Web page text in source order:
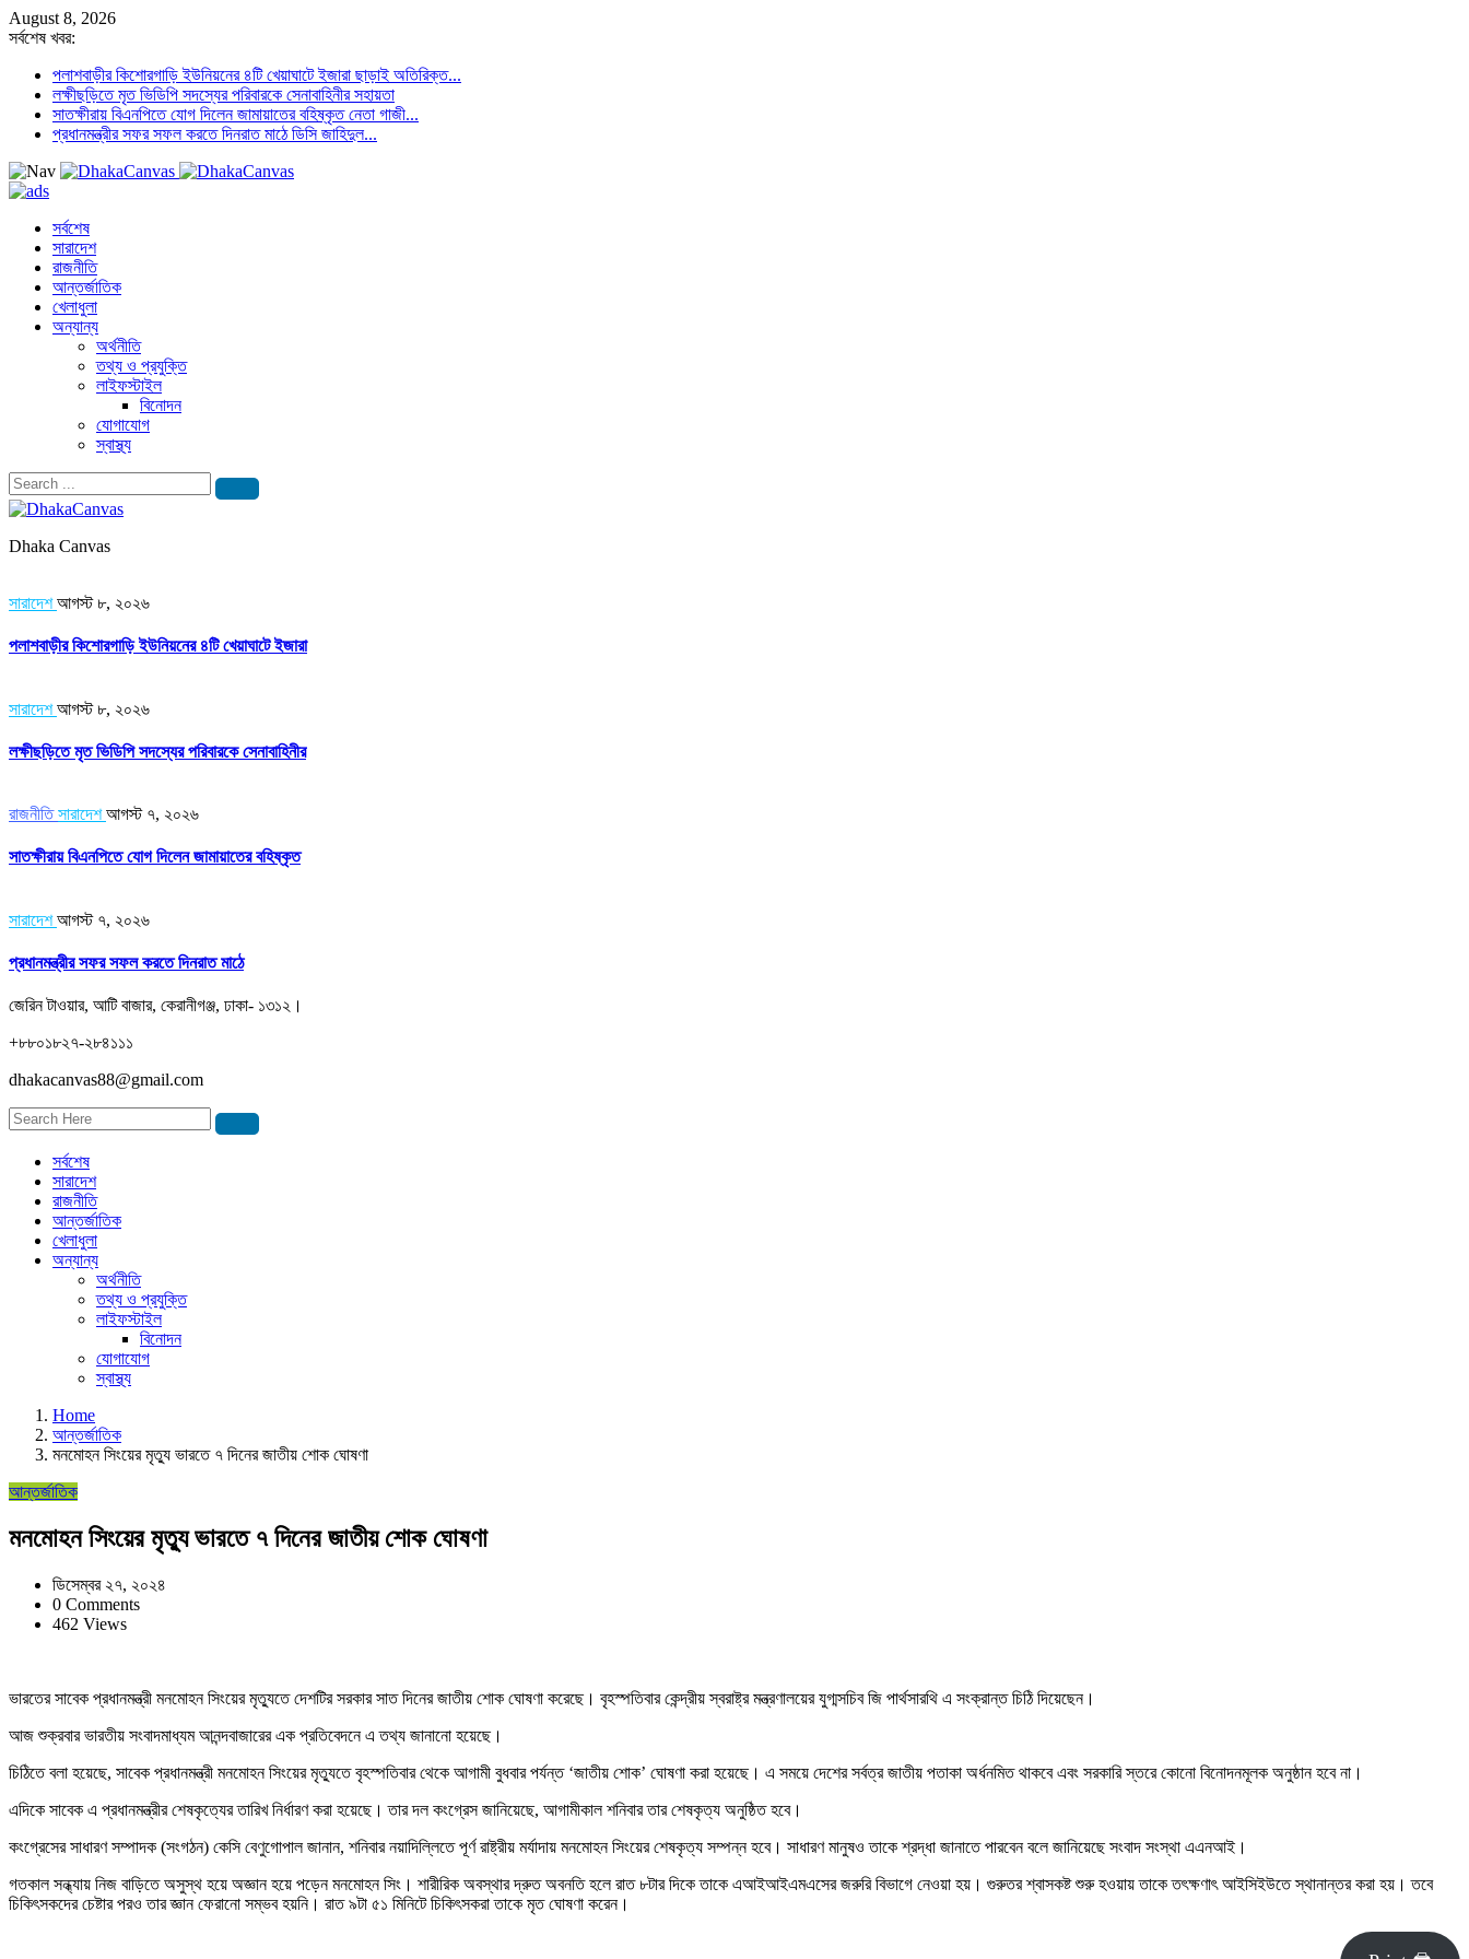
August 8, 2026
সর্বশেষ খবর:
পলাশবাড়ীর কিশোরগাড়ি ইউনিয়নের ৪টি খেয়াঘাটে ইজারা ছাড়াই অতিরিক্ত...
লক্ষীছড়িতে মৃত ভিডিপি সদস্যের পরিবারকে সেনাবাহিনীর সহায়তা
সাতক্ষীরায় বিএনপিতে যোগ দিলেন জামায়াতের বহিষ্কৃত নেতা গাজী...
প্রধানমন্ত্রীর সফর সফল করতে দিনরাত মাঠে ডিসি জাহিদুল...
সর্বশেষ
সারাদেশ
রাজনীতি
আন্তর্জাতিক
খেলাধুলা
অন্যান্য
অর্থনীতি
তথ্য ও প্রযুক্তি
লাইফস্টাইল
বিনোদন
যোগাযোগ
স্বাস্থ্য
Dhaka Canvas
সারাদেশ আগস্ট ৮, ২০২৬
পলাশবাড়ীর কিশোরগাড়ি ইউনিয়নের ৪টি খেয়াঘাটে ইজারা
সারাদেশ আগস্ট ৮, ২০২৬
লক্ষীছড়িতে মৃত ভিডিপি সদস্যের পরিবারকে সেনাবাহিনীর
রাজনীতি সারাদেশ আগস্ট ৭, ২০২৬
সাতক্ষীরায় বিএনপিতে যোগ দিলেন জামায়াতের বহিষ্কৃত
সারাদেশ আগস্ট ৭, ২০২৬
প্রধানমন্ত্রীর সফর সফল করতে দিনরাত মাঠে
জেরিন টাওয়ার, আটি বাজার, কেরানীগঞ্জ, ঢাকা- ১৩১২।
+৮৮০১৮২৭-২৮৪১১১
dhakacanvas88@gmail.com
সর্বশেষ
সারাদেশ
রাজনীতি
আন্তর্জাতিক
খেলাধুলা
অন্যান্য
অর্থনীতি
তথ্য ও প্রযুক্তি
লাইফস্টাইল
বিনোদন
যোগাযোগ
স্বাস্থ্য
Home
আন্তর্জাতিক
মনমোহন সিংয়ের মৃত্যু ভারতে ৭ দিনের জাতীয় শোক ঘোষণা
আন্তর্জাতিক
মনমোহন সিংয়ের মৃত্যু ভারতে ৭ দিনের জাতীয় শোক ঘোষণা
ডিসেম্বর ২৭, ২০২৪
0 Comments
462 Views
ভারতের সাবেক প্রধানমন্ত্রী মনমোহন সিংয়ের মৃত্যুতে দেশটির সরকার সাত দিনের জাতীয় শোক ঘোষণা করেছে। বৃহস্পতিবার কেন্দ্রীয় স্বরাষ্ট্র মন্ত্রণালয়ের যুগ্মসচিব জি পার্থসারথি এ সংক্রান্ত চিঠি দিয়েছেন।
আজ শুক্রবার ভারতীয় সংবাদমাধ্যম আনন্দবাজারের এক প্রতিবেদনে এ তথ্য জানানো হয়েছে।
চিঠিতে বলা হয়েছে, সাবেক প্রধানমন্ত্রী মনমোহন সিংয়ের মৃত্যুতে বৃহস্পতিবার থেকে আগামী বুধবার পর্যন্ত ‘জাতীয় শোক’ ঘোষণা করা হয়েছে। এ সময়ে দেশের সর্বত্র জাতীয় পতাকা অর্ধনমিত থাকবে এবং সরকারি স্তরে কোনো বিনোদনমূলক অনুষ্ঠান হবে না।
এদিকে সাবেক এ প্রধানমন্ত্রীর শেষকৃত্যের তারিখ নির্ধারণ করা হয়েছে। তার দল কংগ্রেস জানিয়েছে, আগামীকাল শনিবার তার শেষকৃত্য অনুষ্ঠিত হবে।
কংগ্রেসের সাধারণ সম্পাদক (সংগঠন) কেসি বেণুগোপাল জানান, শনিবার নয়াদিল্লিতে পূর্ণ রাষ্ট্রীয় মর্যাদায় মনমোহন সিংয়ের শেষকৃত্য সম্পন্ন হবে। সাধারণ মানুষও তাকে শ্রদ্ধা জানাতে পারবেন বলে জানিয়েছে সংবাদ সংস্থা এএনআই।
গতকাল সন্ধ্যায় নিজ বাড়িতে অসুস্থ হয়ে অজ্ঞান হয়ে পড়েন মনমোহন সিং। শারীরিক অবস্থার দ্রুত অবনতি হলে রাত ৮টার দিকে তাকে এআইআইএমএসের জরুরি বিভাগে নেওয়া হয়। গুরুতর শ্বাসকষ্ট শুরু হওয়ায় তাকে তৎক্ষণাৎ আইসিইউতে স্থানান্তর করা হয়। তবে
চিকিৎসকদের চেষ্টার পরও তার জ্ঞান ফেরানো সম্ভব হয়নি। রাত ৯টা ৫১ মিনিটে চিকিৎসকরা তাকে মৃত ঘোষণা করেন।